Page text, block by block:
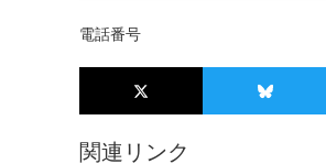
電話番号
関連リンク